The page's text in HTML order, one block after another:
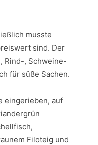
musste
sind. Der
Rind-, Schweine-
für süße Sachen.
eingerieben, auf
Filoteig und